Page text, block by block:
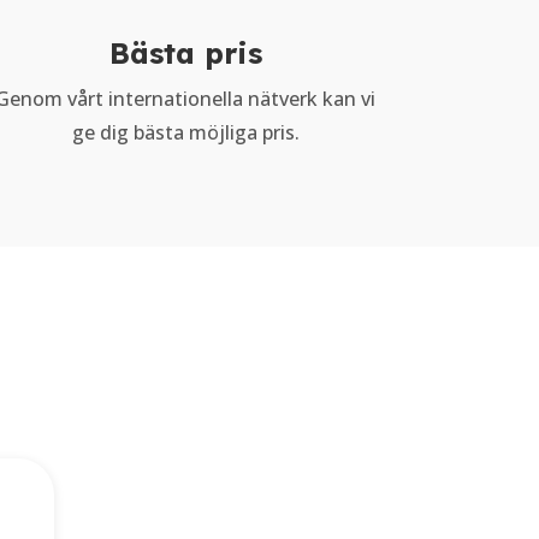
Bästa pris
vårt internationella nätverk kan vi
ge dig bästa möjliga pris.